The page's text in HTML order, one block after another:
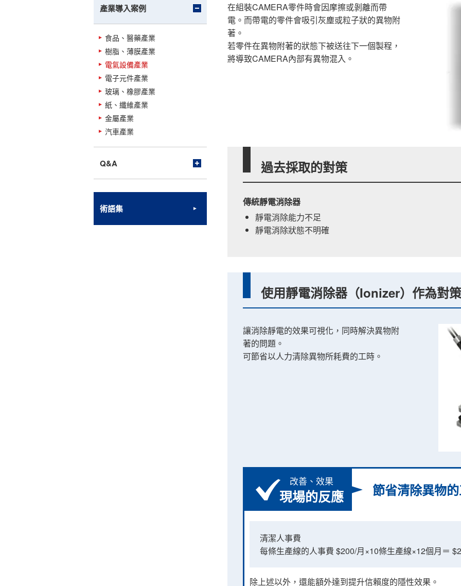
在組裝CAMERA零件時會因摩擦或剝離而帶
電。而帶電的零件會吸引灰塵或粒子狀的異物附
著。
若零件在異物附著的狀態下被送往下一個製程，
將導致CAMERA內部有異物混入。
過去採取的對策
傳統靜電消除器
靜電消除能力不足
靜電消除狀態不明確
使用靜電消除器（Ionizer）作為對策
讓消除靜電的效果可視化，同時解決異物附
著的問題。
可節省以人力清除異物所耗費的工時。
改善、效果
現場的反應 節省清除異物
清潔人事費
每條生產線的人事費 $200/月×10條生產線×12個月＝
除上述以外，還能額外達到提升信賴度的隱性效果。
產業導入案例
食品、醫藥產業
樹脂、薄膜產業
電氣設備產業
電子元件產業
玻璃、橡膠產業
紙、纖維產業
金屬產業
汽車產業
Q&A
術語集